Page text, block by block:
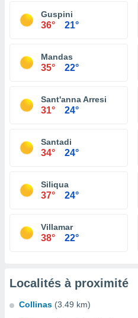
Guspini
36° 21°
Mandas
35° 22°
Sant'anna Arresi
31° 24°
Santadi
34° 24°
Siliqua
37° 24°
Villamar
38° 22°
Localités à proximité
Collinas (3.49 km)